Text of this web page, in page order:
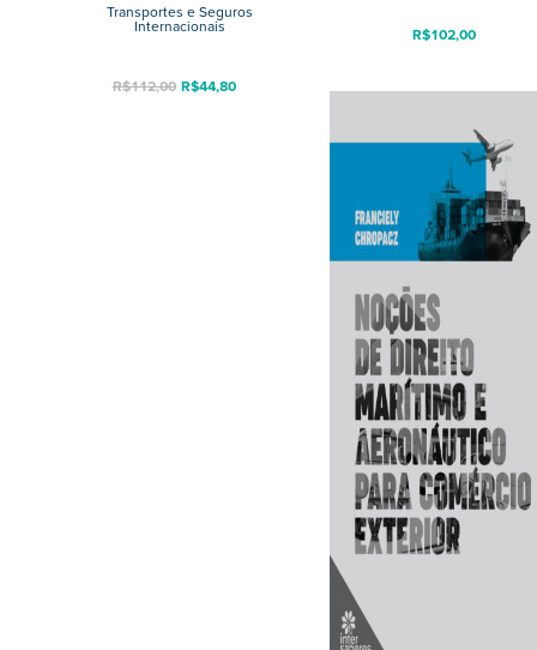
Transportes e Seguros
Internacionais
R$112,00 R$44,80
R$102,00